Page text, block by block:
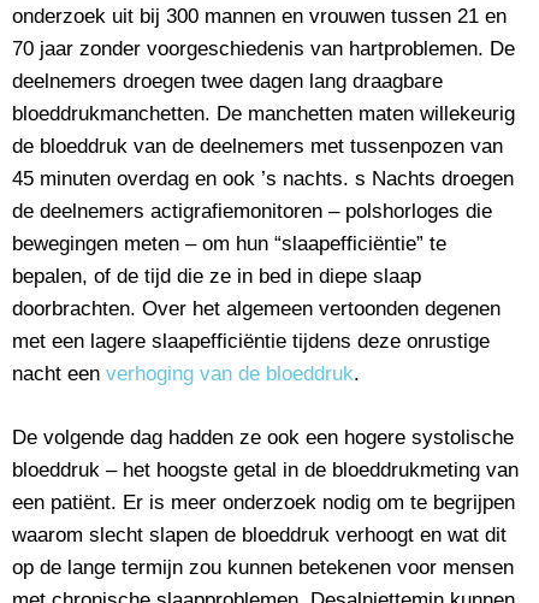
onderzoek uit bij 300 mannen en vrouwen tussen 21 en
70 jaar zonder voorgeschiedenis van hartproblemen. De
deelnemers droegen twee dagen lang draagbare
bloeddrukmanchetten. De manchetten maten willekeurig
de bloeddruk van de deelnemers met tussenpozen van
45 minuten overdag en ook ’s nachts. s Nachts droegen
de deelnemers actigrafiemonitoren – polshorloges die
bewegingen meten – om hun “slaapefficiëntie” te
bepalen, of de tijd die ze in bed in diepe slaap
doorbrachten. Over het algemeen vertoonden degenen
met een lagere slaapefficiëntie tijdens deze onrustige
nacht een verhoging van de bloeddruk.
De volgende dag hadden ze ook een hogere systolische
bloeddruk – het hoogste getal in de bloeddrukmeting van
een patiënt. Er is meer onderzoek nodig om te begrijpen
waarom slecht slapen de bloeddruk verhoogt en wat dit
op de lange termijn zou kunnen betekenen voor mensen